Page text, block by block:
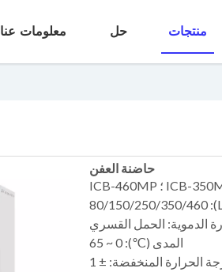
منتجات حل معلومات عنا
حاضنة العفن
الدموية: الحمل القسري
المدى (℃): 0 ~ 65
التذبذب (℃): درجة حرارة عالية: ± 0.5 درجة مئوية ؛ درجة الحرارة المنخفضة: ± 1